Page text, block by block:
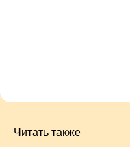
Читать также